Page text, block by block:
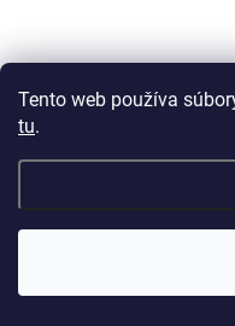
Tento web používa
tu.